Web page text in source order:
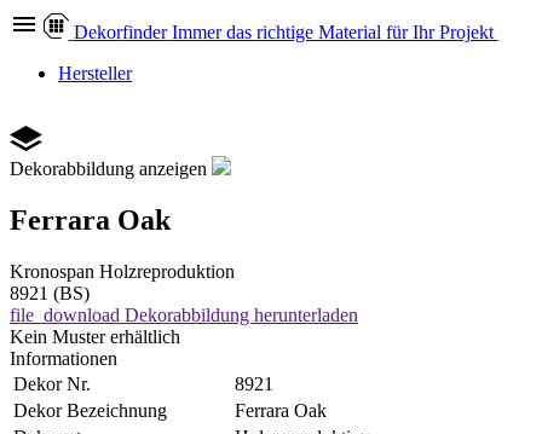
Dekorfinder Immer das richtige Material für Ihr Projekt
Hersteller
Dekorabbildung anzeigen
Ferrara Oak
Kronospan Holzreproduktion
8921 (BS)
file_download Dekorabbildung herunterladen
Kein Muster erhältlich
Informationen
Dekor Nr.
8921
Dekor Bezeichnung
Ferrara Oak